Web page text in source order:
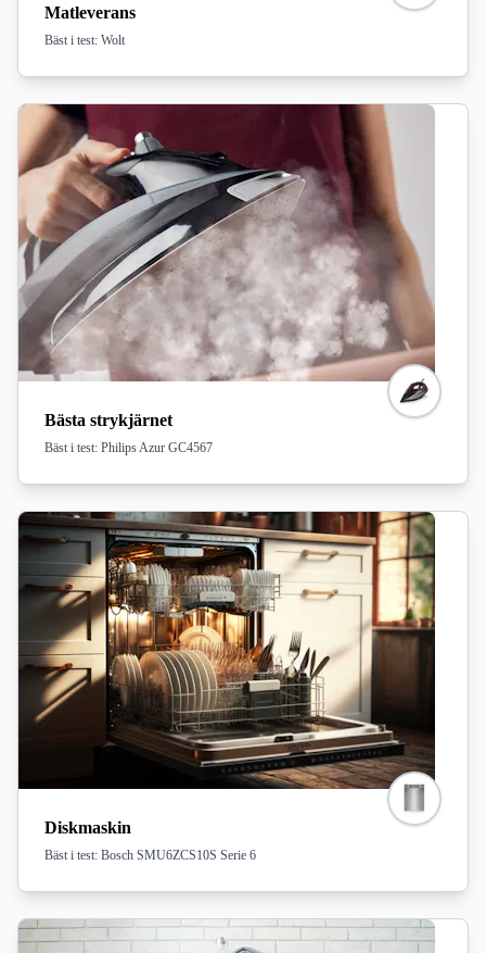
Matleverans
Bäst i test: Wolt
Bästa strykjärnet
Bäst i test: Philips Azur GC4567
Diskmaskin
Bäst i test: Bosch SMU6ZCS10S Serie 6